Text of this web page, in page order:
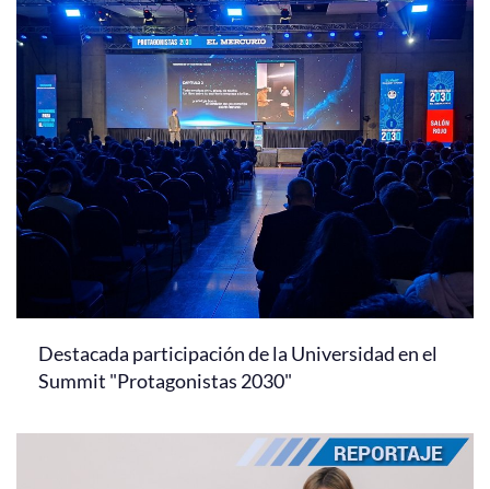
Destacada participación de la Universidad en el
Summit "Protagonistas 2030"